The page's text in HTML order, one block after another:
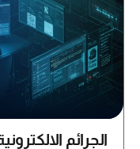
الجرائم